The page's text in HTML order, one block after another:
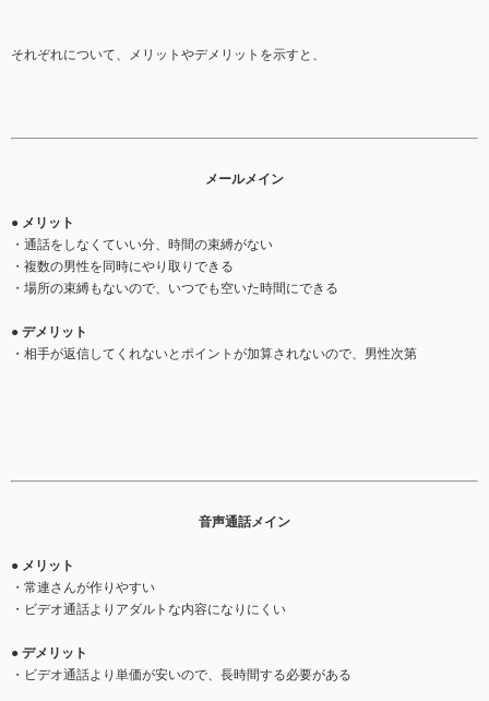
それぞれについて、メリットやデメリットを示すと、
メールメイン
● メリット
・通話をしなくていい分、時間の束縛がない
・複数の男性を同時にやり取りできる
・場所の束縛もないので、いつでも空いた時間にできる
● デメリット
・相手が返信してくれないとポイントが加算されないので、男性次第
音声通話メイン
● メリット
・常連さんが作りやすい
・ビデオ通話よりアダルトな内容になりにくい
● デメリット
・ビデオ通話より単価が安いので、長時間する必要がある